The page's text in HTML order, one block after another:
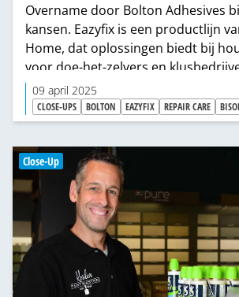
Overname door Bolton Adhesives
kansen. Eazyfix is een productlijn
Home, dat oplossingen biedt bij
voor doe-het-zelvers en
sinds 1 januari van dit jaar
Bolton Adhesives. Na de overname
Care Home een aparte entiteit
Adhesives, waarbij nadrukkelijk de
opgezocht gaat worden.
09 april 2025
CLOSE-UPS BOLTON EAZYFIX REPAIR CARE
Close-Up